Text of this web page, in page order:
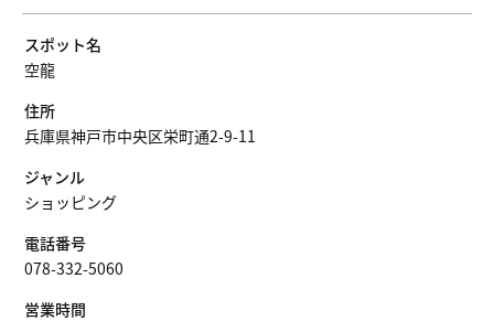
スポット名
空龍
住所
兵庫県神戸市中央区栄町通2-9-11
ジャンル
ショッピング
電話番号
078-332-5060
営業時間